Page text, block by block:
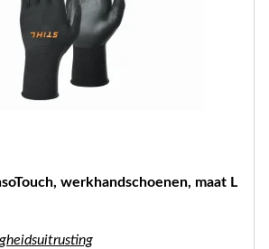
werkhandschoenen, maat L